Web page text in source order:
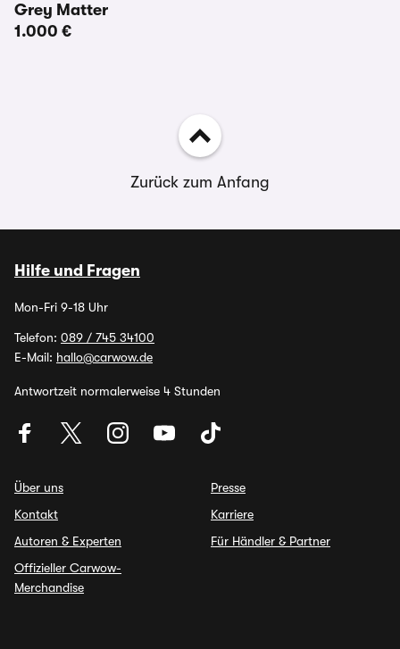
Grey Matter
1.000 €
Zurück zum Anfang
Hilfe und Fragen
Mon-Fri 9-18 Uhr
Telefon: 089 / 745 34100
E-Mail: hallo@carwow.de
Antwortzeit normalerweise 4 Stunden
Über uns
Kontakt
Autoren & Experten
Offizieller Carwow-
Merchandise
Presse
Karriere
Für Händler & Partner